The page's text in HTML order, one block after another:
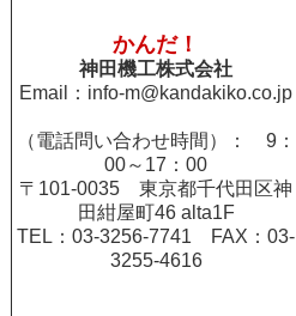
かんだ！
神田機工株式会社
Email： info-m@kandakiko.co.jp
（電話問い合わせ時間）： 9：
00～17：00
〒101-0035 東京都千代田区神
田紺屋町46 alta1F
TEL：03-3256-7741 FAX：03-
3255-4616